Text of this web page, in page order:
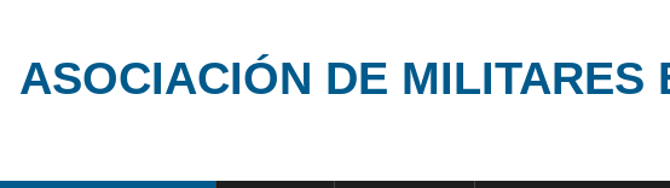
ASOCIACIÓN DE MILITARES